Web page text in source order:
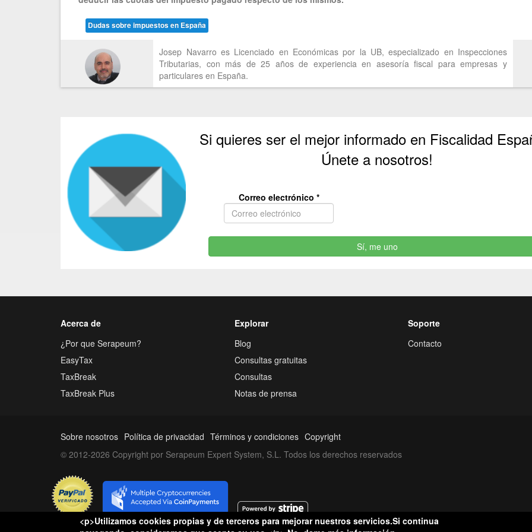
Dudas sobre impuestos en España
Josep Navarro es Licenciado en Económicas por la UB, especializado en Inspecciones
Tributarias, con más de 25 años de experiencia en asesoría fiscal para empresas y
particulares en España.
Si quieres ser el mejor informado en Fiscalidad
Únete a nosotros!
Correo electrónico *
Sí, me uno
Acerca de
¿Por que Serapeum?
EasyTax
TaxBreak
TaxBreak Plus
Explorar
Blog
Consultas gratuitas
Consultas
Notas de prensa
Soporte
Contacto
Sobre nosotros Política de privacidad Términos y condiciones Copyright
© 2012-2026 Copyright por Serapeum Expert System, S.L. Todos los derechos reservados
<p>Utilizamos cookies propias y de terceros para mejorar nuestros servicios.Si continua